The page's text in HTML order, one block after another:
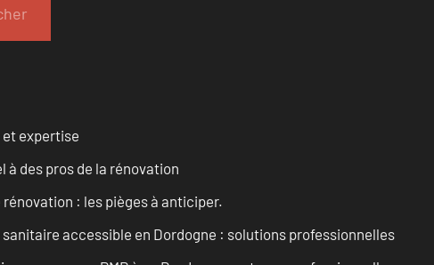
expertise
à des pros de la rénovation
: les pièges à anticiper.
accessible en Dordogne : solutions professionnelles